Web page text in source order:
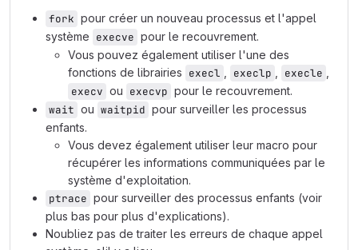
fork pour créer un nouveau processus et l'appel
système execve pour le recouvrement.
Vous pouvez également utiliser l'une des
fonctions de librairies execl execlp execle
execv ou execvp pour le recouvrement.
wait ou waitpid pour surveiller les processus
enfants.
Vous devez également utiliser leur macro pour
récupérer les informations communiquées par le
système d'exploitation.
ptrace pour surveiller des processus enfants (voir
plus bas pour plus d'explications).
Noubliez pas de traiter les erreurs de chaque appel